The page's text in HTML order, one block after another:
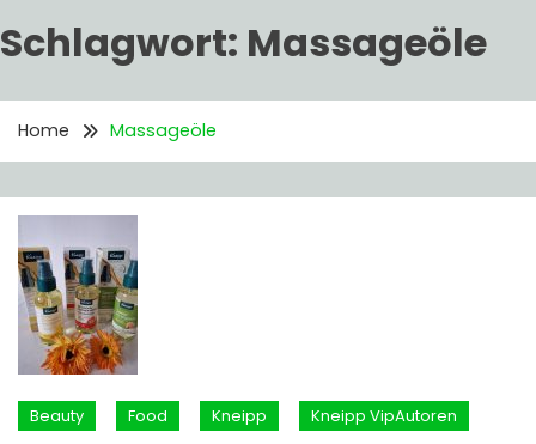
Schlagwort: Massageöle
Home Massageöle
Beauty Food Kneipp Kneipp VipAutoren